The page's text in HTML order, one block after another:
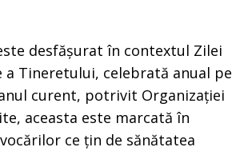
desfășurat în contextul Zilei
a Tineretului, celebrată anual pe
curent, potrivit Organizației
aceasta este marcată în
ce țin de sănătatea